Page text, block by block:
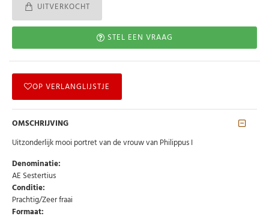
UITVERKOCHT
STEL EEN VRAAG
OP VERLANGLIJSTJE
OMSCHRIJVING
Uitzonderlijk mooi portret van de vrouw van Philippus I
Denominatie:
AE Sestertius
Conditie:
Prachtig/Zeer fraai
Formaat: